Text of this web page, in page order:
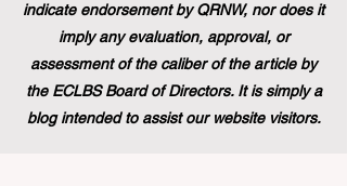
indicate endorsement by QRNW, nor does it
imply any evaluation, approval, or
assessment of the caliber of the article by
the ECLBS Board of Directors. It is simply a
blog intended to assist our website visitors.